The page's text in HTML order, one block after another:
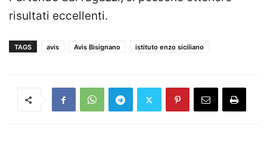
risultati eccellenti.
TAGS avis Avis Bisignano istituto enzo siciliano